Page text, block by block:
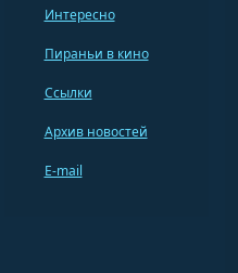
Интересно
Пираньи в кино
Ссылки
Архив новостей
E-mail